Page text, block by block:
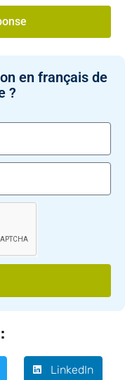
en français de
?
LinkedIn